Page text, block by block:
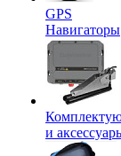
GPS
Навигаторы
и